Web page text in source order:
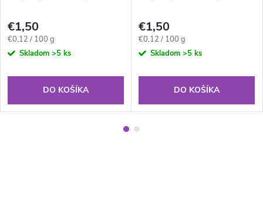
€1,50
Jednotková
cena:
€0,12 / 100 g
Skladom >5 ks
DO KOŠÍKA
€1,50
Jednotková
cena:
€0,12 / 100 g
Skladom >5 ks
DO KOŠÍKA